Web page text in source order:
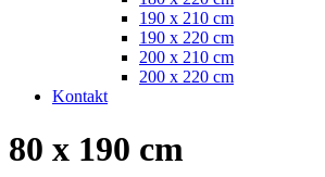
190 x 210 cm
190 x 220 cm
200 x 210 cm
200 x 220 cm
Kontakt
80 x 190 cm